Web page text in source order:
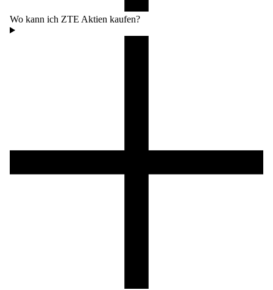
Wo kann ich ZTE Aktien kaufen?